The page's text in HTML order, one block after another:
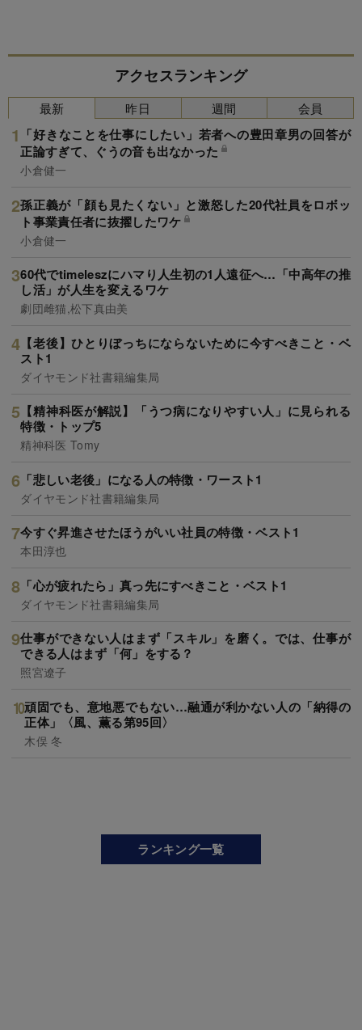
アクセスランキング
最新
「好きなことを仕事にしたい」若者への豊田章男の回答が
正論すぎて、ぐうの音も出なかった
小倉健一
孫正義が「顔も見たくない」と激怒した20代社員をロボッ
ト事業責任者に抜擢したワケ
小倉健一
60代でtimeleszにハマり人生初の1人遠征へ…「中高年の推
し活」が人生を変えるワケ
劇団雌猫,松下真由美
【老後】ひとりぼっちにならないために今すべきこと・ベ
スト1
ダイヤモンド社書籍編集局
【精神科医が解説】「うつ病になりやすい人」に見られる
特徴・トップ5
精神科医 Tomy
「悲しい老後」になる人の特徴・ワースト1
ダイヤモンド社書籍編集局
今すぐ昇進させたほうがいい社員の特徴・ベスト1
本田淳也
「心が疲れたら」真っ先にすべきこと・ベスト1
ダイヤモンド社書籍編集局
仕事ができない人はまず「スキル」を磨く。では、仕事が
できる人はまず「何」をする？
照宮遼子
頑固でも、意地悪でもない…融通が利かない人の「納得の
正体」〈風、薫る第95回〉
木俣 冬
昨日 週間 会員
ランキング一覧